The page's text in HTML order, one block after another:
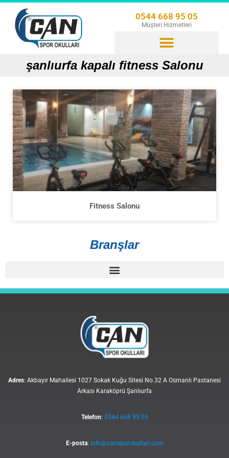
0544 668 95 05
Müşteri Hizmetleri
şanlıurfa kapalı fitness Salonu
Fitness Salonu
Branşlar
Adres: Akbayır Mahallesi 1027 Sokak Kuğu Sitesi No.32 A Osmanlı Pastanesi
Arkası Karaköprü Şanlıurfa
Telefon: 0544 668 95 05
E-posta: info@cansporokullari.com